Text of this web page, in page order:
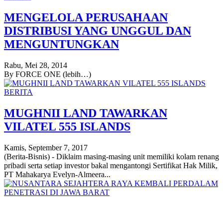
MENGELOLA PERUSAHAAN
DISTRIBUSI YANG UNGGUL DAN
MENGUNTUNGKAN
Rabu, Mei 28, 2014
By FORCE ONE (lebih…)
BERITA
MUGHNII LAND TAWARKAN
VILATEL 555 ISLANDS
Kamis, September 7, 2017
(Berita-Bisnis) - Diklaim masing-masing unit memiliki kolam renang
pribadi serta setiap investor bakal mengantongi Sertifikat Hak Milik,
PT Mahakarya Evelyn-Almeera...